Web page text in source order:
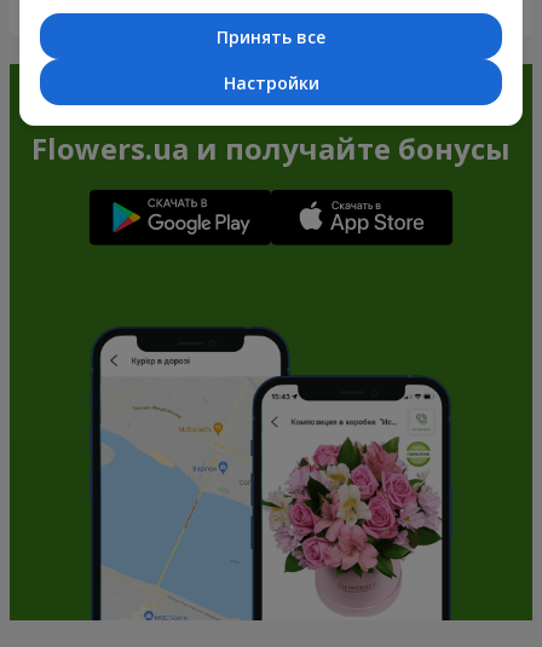
Заказывайте в приложении
Flowers.ua и получайте бонусы
Принять все
Настройки